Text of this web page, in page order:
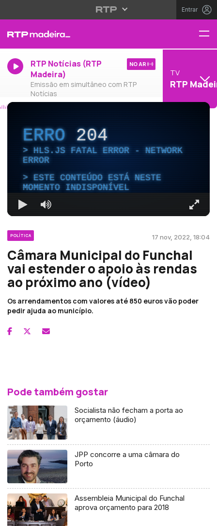
Entrar
RTP Notícias (RTP
Madeira)
Emissão em simultâneo com RTP
Notícias
NO AR
TV
RTP
ERRO204
HLS.JS FATAL ERROR - NETWORK
ERROR
ESTE CONTEÚDO ESTÁ NESTE
MOMENTO INDISPONÍVEL
POLÍTICA 17 nov, 2022, 18:04
Câmara Municipal do Funchal
vai estender o apoio às rendas
ao próximo ano (vídeo)
Os arrendamentos com valores até 850 euros vão poder
pedir ajuda ao município.
Pode também gostar
Socialista não fecham a porta ao
orçamento (áudio)
JPP concorre a uma câmara do
Porto
Assembleia Municipal do Funchal
aprova orçamento para 2018